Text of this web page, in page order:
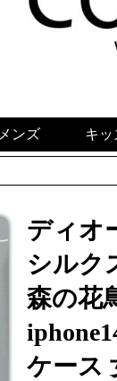
メンズ キッ
ディオ
シルク
森の花
ケース